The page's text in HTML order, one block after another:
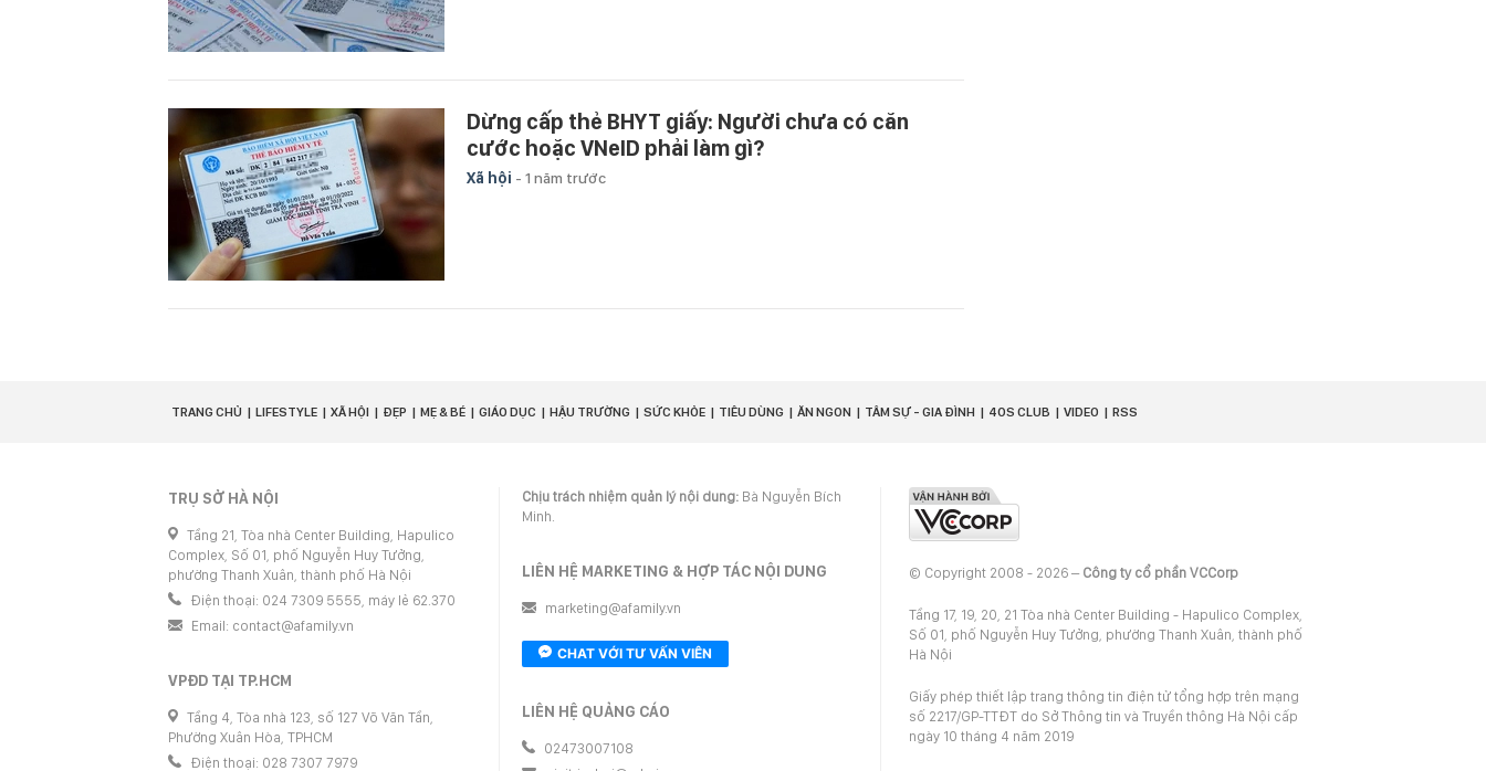
Dừng cấp thẻ BHYT giấy: Người chưa có căn
cước hoặc VNeID phải làm gì?
Xã hội - 1 năm trước
TRANG CHỦ LIFESTYLE XÃ HỘI ĐẸP MẸ & BÉ GIÁO DỤC HẬU TRƯỜNG SỨC KHỎE TIÊU DÙNG ĂN NGON TÂM SỰ - GIA ĐÌNH 40S CLUB VIDEO RSS
TRỤ SỞ HÀ NỘI
Tầng 21, Tòa nhà Center Building, Hapulico
Complex, Số 01, phố Nguyễn Huy Tưởng,
phường Thanh Xuân, thành phố Hà Nội
Điện thoại: 024 7309 5555, máy lẻ 62.370
Email: contact@afamily.vn
VPĐD TẠI TP.HCM
Tầng 4, Tòa nhà 123, số 127 Võ Văn Tần,
Phường Xuân Hòa, TPHCM
Điện thoại: 028 7307 7979
Chịu trách nhiệm quản lý nội dung: Bà Nguyễn Bích
Minh.
LIÊN HỆ MARKETING & HỢP TÁC NỘI DUNG
marketing@afamily.vn
CHAT VỚI TƯ VẤN VIÊN
LIÊN HỆ QUẢNG CÁO
02473007108
© Copyright 2008 - 2026 – Công ty cổ phần VCCorp
Tầng 17, 19, 20, 21 Tòa nhà Center Building - Hapulico Complex,
Số 01, phố Nguyễn Huy Tưởng, phường Thanh Xuân, thành phố
Hà Nội
Giấy phép thiết lập trang thông tin điện tử tổng hợp trên mạng
số 2217/GP-TTĐT do Sở Thông tin và Truyền thông Hà Nội cấp
ngày 10 tháng 4 năm 2019